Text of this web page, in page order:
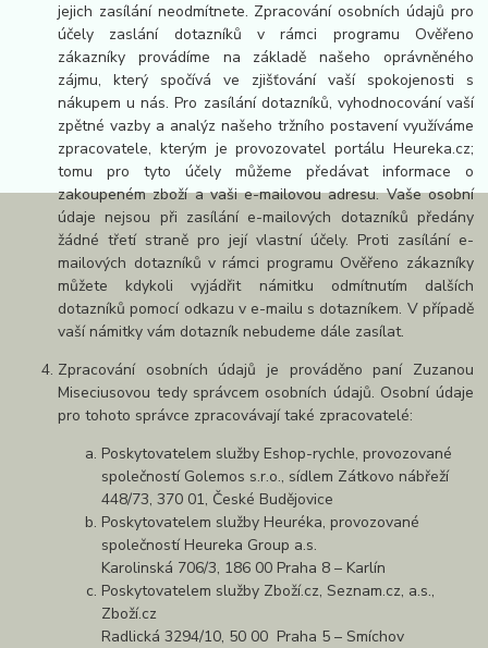
jejich zasílání neodmítnete. Zpracování osobních údajů pro
účely zaslání dotazníků v rámci programu Ověřeno
zákazníky provádíme na základě našeho oprávněného
zájmu, který spočívá ve zjišťování vaší spokojenosti s
nákupem u nás. Pro zasílání dotazníků, vyhodnocování vaší
zpětné vazby a analýz našeho tržního postavení využíváme
zpracovatele, kterým je provozovatel portálu Heureka.cz;
tomu pro tyto účely můžeme předávat informace o
zakoupeném zboží a vaši e-mailovou adresu. Vaše osobní
údaje nejsou při zasílání e-mailových dotazníků předány
žádné třetí straně pro její vlastní účely. Proti zasílání e-
mailových dotazníků v rámci programu Ověřeno zákazníky
můžete kdykoli vyjádřit námitku odmítnutím dalších
dotazníků pomocí odkazu v e-mailu s dotazníkem. V případě
vaší námitky vám dotazník nebudeme dále zasílat.
Zpracování osobních údajů je prováděno paní Zuzanou
Miseciusovou tedy správcem osobních údajů. Osobní údaje
pro tohoto správce zpracovávají také zpracovatelé:
Poskytovatelem služby Eshop-rychle, provozované
společností Golemos s.r.o., sídlem Zátkovo nábřeží
448/73, 370 01, České Budějovice
Poskytovatelem služby Heuréka, provozované
společností Heureka Group a.s.
Karolinská 706/3, 186 00 Praha 8 – Karlín
Poskytovatelem služby Zboží.cz, Seznam.cz, a.s.,
Zboží.cz
Radlická 3294/10, 50 00 Praha 5 – Smíchov